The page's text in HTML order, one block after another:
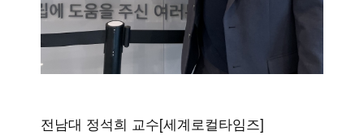
전남대 정석희 교수[세계로컬타임즈]